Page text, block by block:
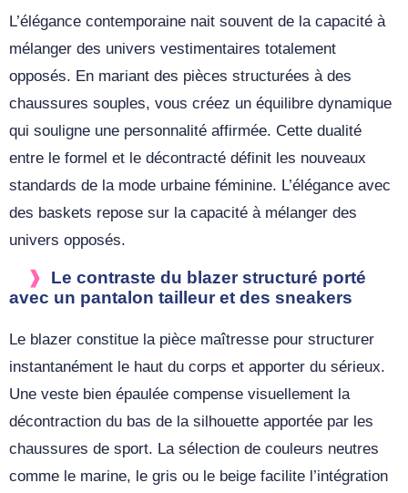
L’élégance contemporaine nait souvent de la capacité à
mélanger des univers vestimentaires totalement
opposés. En mariant des pièces structurées à des
chaussures souples, vous créez un équilibre dynamique
qui souligne une personnalité affirmée. Cette dualité
entre le formel et le décontracté définit les nouveaux
standards de la mode urbaine féminine. L’élégance avec
des baskets repose sur la capacité à mélanger des
univers opposés.
Le contraste du blazer structuré porté
avec un pantalon tailleur et des sneakers
Le blazer constitue la pièce maîtresse pour structurer
instantanément le haut du corps et apporter du sérieux.
Une veste bien épaulée compense visuellement la
décontraction du bas de la silhouette apportée par les
chaussures de sport. La sélection de couleurs neutres
comme le marine, le gris ou le beige facilite l’intégration